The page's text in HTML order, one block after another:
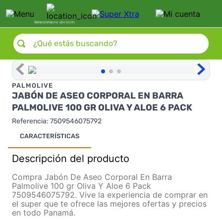
Seleccionauna ubicación
¿Qué estás buscando?
PALMOLIVE
JABÓN DE ASEO CORPORAL EN BARRA
PALMOLIVE 100 GR OLIVA Y ALOE 6 PACK
Referencia: 7509546075792
CARACTERÍSTICAS
Descripción del producto
Compra Jabón De Aseo Corporal En Barra
Palmolive 100 gr Oliva Y Aloe 6 Pack
7509546075792. Vive la experiencia de comprar en
el super que te ofrece las mejores ofertas y precios
en todo Panamá.